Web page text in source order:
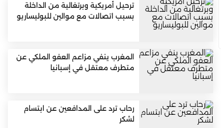
ترحيل أمريكية وبرتغالية من الداخلة
بسبب اتصالات مع موالين للبوليساريو
المغرب ينفي مزاعم العفو الملكي عن
متطرف معتقل في إسبانيا
رحاب ترد على المدافعين عن ابتسام
لشكر